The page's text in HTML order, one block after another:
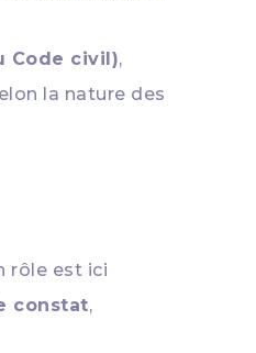
Code civil),
la nature des
rôle est ici
constat,